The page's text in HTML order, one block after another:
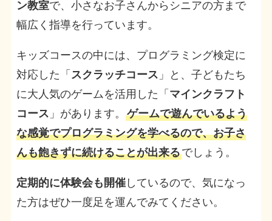
ン教室で、小さなお子さんからシニアの方まで
幅広く指導を行っています。
キッズコースの中には、プログラミング検定に
対応した「 スクラッチコース 」と、子どもたち
に大人気のゲームを活用した「 マインクラフト
コース 」があります。 ゲームで遊んでいるよう
な感覚でプログラミングを学べるので、お子さ
んも飽きずに続けることが出来るでしょう。
定期的に体験会も開催しているので、気になっ
た方はぜひ一度足を運んでみてください。